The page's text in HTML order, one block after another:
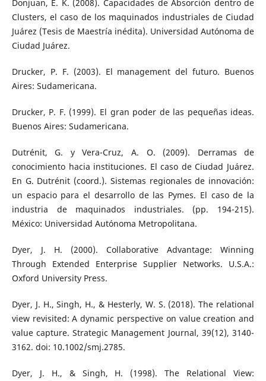
Donjuan, E. K. (2008). Capacidades de Absorción dentro de
Clusters, el caso de los maquinados industriales de Ciudad
Juárez (Tesis de Maestría inédita). Universidad Autónoma de
Ciudad Juárez.
Drucker, P. F. (2003). El management del futuro. Buenos
Aires: Sudamericana.
Drucker, P. F. (1999). El gran poder de las pequeñas ideas.
Buenos Aires: Sudamericana.
Dutrénit, G. y Vera-Cruz, A. O. (2009). Derramas de
conocimiento hacia instituciones. El caso de Ciudad Juárez.
En G. Dutrénit (coord.). Sistemas regionales de innovación:
un espacio para el desarrollo de las Pymes. El caso de la
industria de maquinados industriales. (pp. 194-215).
México: Universidad Autónoma Metropolitana.
Dyer, J. H. (2000). Collaborative Advantage: Winning
Through Extended Enterprise Supplier Networks. U.S.A.:
Oxford University Press.
Dyer, J. H., Singh, H., & Hesterly, W. S. (2018). The relational
view revisited: A dynamic perspective on value creation and
value capture. Strategic Management Journal, 39(12), 3140-
3162. doi: 10.1002/smj.2785.
Dyer, J. H., & Singh, H. (1998). The Relational View: